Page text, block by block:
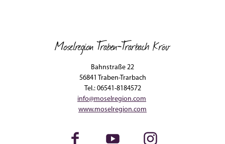
Moselregion Traben-Trarbach Kröv
Bahnstraße 22
56841 Traben-Trarbach
Tel.: 06541-8184572
info@moselregion.com
www.moselregion.com
Facebook Youtube Instagram